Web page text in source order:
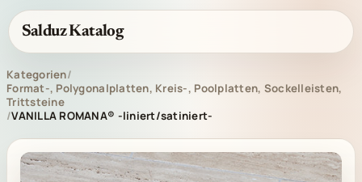
Salduz Katalog
Kategorien/
Format-, Polygonalplatten, Kreis-, Poolplatten, Sockelleisten,
Trittsteine
/VANILLA ROMANA® -liniert/satiniert-